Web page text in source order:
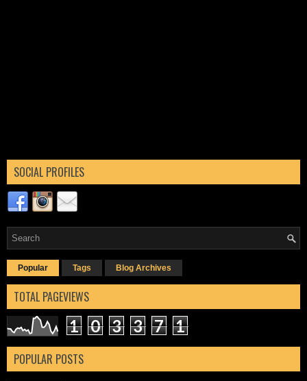
SOCIAL PROFILES
Popular Tags Blog Archives
TOTAL PAGEVIEWS
1 0 3 3 7 1
POPULAR POSTS